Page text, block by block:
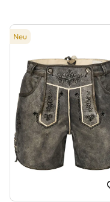
Neu